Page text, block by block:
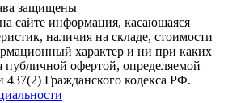
защищены
сайте информация, касающаяся
наличия на складе, стоимости
характер и ни при каких
публичной офертой, определяемой
Гражданского кодекса РФ.